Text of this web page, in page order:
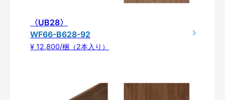
〈UB28〉
WF66-B628-92
¥ 12,800/梱（2本入り）